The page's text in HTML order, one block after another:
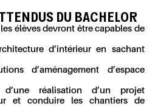
DU BACHELOR
élèves devront être capables de
d’intérieur en sachant
d’aménagement d’espace
réalisation d’un projet
et conduire les chantiers de